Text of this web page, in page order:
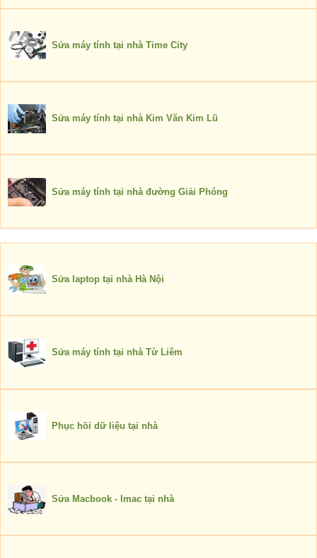
Sửa máy tính tại nhà Time City
Sửa máy tính tại nhà Kim Văn Kim Lũ
Sửa máy tính tại nhà đường Giải Phóng
Sửa laptop tại nhà Hà Nội
Sửa máy tính tại nhà Từ Liêm
Phục hồi dữ liệu tại nhà
Sửa Macbook - Imac tại nhà